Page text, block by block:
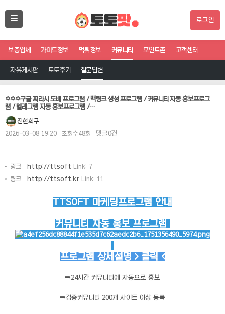
로그인
보증업체 가이드정보 먹튀정보 커뮤니티 포인트존 고객센터
자유게시판 토토후기 질문답변
✡️✡️✡️구글 찌라시 도배 프로그램 / 백링크 생성 프로그램 / 커뮤니티 자동 홍보프로그
램 / 텔레그램 자동 홍보프로그램 /…
진현회구
2026-03-08 19:20 조회수48회 댓글0건
링크 http://ttsoft Link: 7
링크 http://ttsoft.kr Link: 11
TTSOFT 마케팅프로그램 안내
커뮤니티 자동 홍보 프로그램
프로그램 상세설명 > 클릭 <
➡️24시간 커뮤니티에 자동으로 홍보
➡️검증커뮤니티 200개 사이트 이상 등록